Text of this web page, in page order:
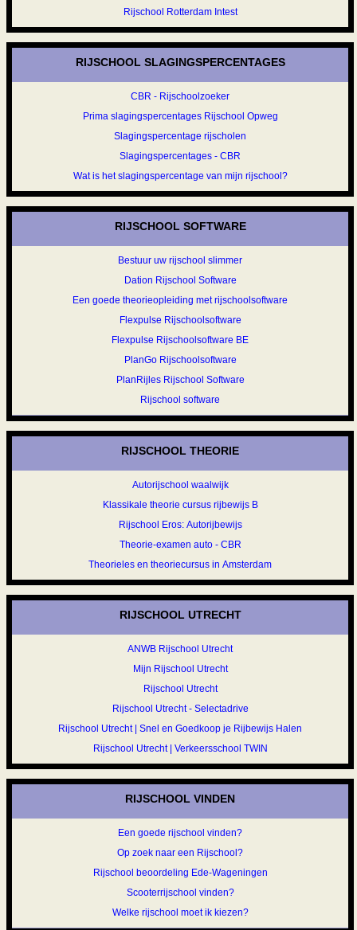
Rijschool Rotterdam Intest
RIJSCHOOL SLAGINGSPERCENTAGES
CBR - Rijschoolzoeker
Prima slagingspercentages Rijschool Opweg
Slagingspercentage rijscholen
Slagingspercentages - CBR
Wat is het slagingspercentage van mijn rijschool?
RIJSCHOOL SOFTWARE
Bestuur uw rijschool slimmer
Dation Rijschool Software
Een goede theorieopleiding met rijschoolsoftware
Flexpulse Rijschoolsoftware
Flexpulse Rijschoolsoftware BE
PlanGo Rijschoolsoftware
PlanRijles Rijschool Software
Rijschool software
RIJSCHOOL THEORIE
Autorijschool waalwijk
Klassikale theorie cursus rijbewijs B
Rijschool Eros: Autorijbewijs
Theorie-examen auto - CBR
Theorieles en theoriecursus in Amsterdam
RIJSCHOOL UTRECHT
ANWB Rijschool Utrecht
Mijn Rijschool Utrecht
Rijschool Utrecht
Rijschool Utrecht - Selectadrive
Rijschool Utrecht | Snel en Goedkoop je Rijbewijs Halen
Rijschool Utrecht | Verkeersschool TWIN
RIJSCHOOL VINDEN
Een goede rijschool vinden?
Op zoek naar een Rijschool?
Rijschool beoordeling Ede-Wageningen
Scooterrijschool vinden?
Welke rijschool moet ik kiezen?